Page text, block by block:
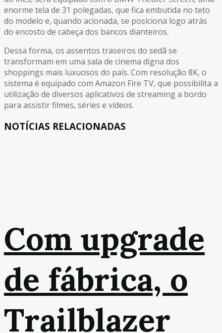
enorme tela de 31 polegadas, que fica embutida no teto
do modelo e, quando acionada, se posiciona logo atrás
do encosto de cabeça dos bancos dianteiros.
Dessa forma, os assentos traseiros do sedã se
transformam em uma sala de cinema digna dos
shoppings mais luxuosos do país. Com resolução 8K, o
sistema é equipado com Amazon Fire TV, que possibilita a
utilização de diversos aplicativos de streaming a bordo
para assistir filmes, séries e vídeos.
NOTÍCIAS RELACIONADAS
Com upgrade
de fábrica, o
Trailblazer